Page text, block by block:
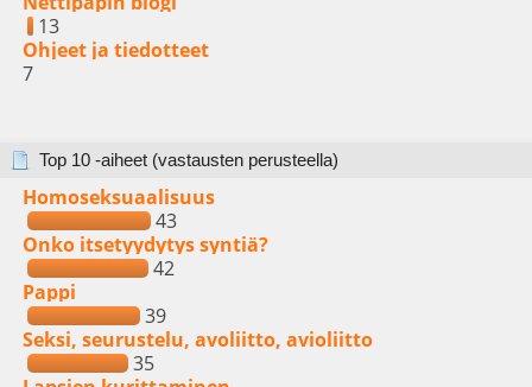
13
Ohjeet ja tiedotteet
7
Top 10 -aiheet (vastausten perusteella)
Homoseksuaalisuus
43
Onko itsetyydytys syntiä?
42
Pappi
39
Seksi, seurustelu, avoliitto, avioliitto
35